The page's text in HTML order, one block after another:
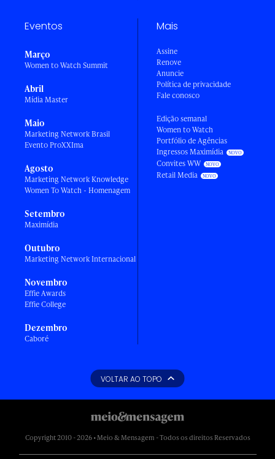
Eventos
Março
Women to Watch Summit
Abril
Mídia Master
Maio
Marketing Network Brasil
Evento ProXXIma
Agosto
Marketing Network Knowledge
Women To Watch - Homenagem
Setembro
Maximídia
Outubro
Marketing Network Internacional
Novembro
Effie Awards
Effie College
Dezembro
Caboré
Mais
Assine
Renove
Anuncie
Política de privacidade
Fale conosco
Edição semanal
Women to Watch
Portfólio de Agências
Ingressos Maximídia
Convites WW
Retail Media
VOLTAR AO TOPO
Copyright 2010 - 2026 • Meio & Mensagem - Todos os direitos Reservados